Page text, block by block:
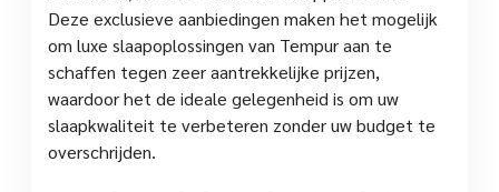
Deze exclusieve aanbiedingen maken het mogelijk
om luxe slaapoplossingen van Tempur aan te
schaffen tegen zeer aantrekkelijke prijzen,
waardoor het de ideale gelegenheid is om uw
slaapkwaliteit te verbeteren zonder uw budget te
overschrijden.